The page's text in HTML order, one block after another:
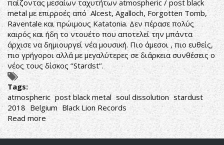
ΣΥΝΝΕΦΙΑΣΜΕΝΗ
ΘΕΑ
παίζοντας μεσαίων ταχυτήτων atmospheric / post black
metal με επιρροές από Alcest, Agalloch, Forgotten Tomb,
Raventale και πρώιμους Katatonia. Δεν πέρασε πολύς
καιρός και ήδη το ντουέτο που αποτελεί την μπάντα
άρχισε να δημιουργεί νέα μουσική. Πιο άμεσοι , πιο ευθείς,
πιο γρήγοροι αλλά με μεγαλύτερες σε διάρκεια συνθέσεις ο
νέος τους δίσκος ‘’Stardst’’.
Tags:
atmospheric post black metal soul dissolution stardust
2018 Belgium Black Lion Records
Read more about
ΑΤΜΟΣΦΑΙΡΑ
ΚΑΙ